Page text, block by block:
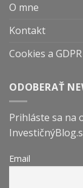
O mne
Kontakt
Cookies a GDPR
ODOBERAŤ
Prihláste sa na
Email